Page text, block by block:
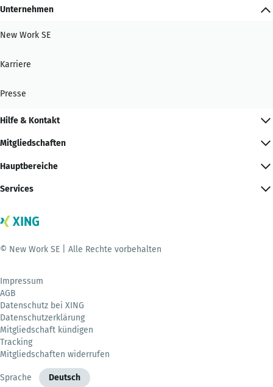
Unternehmen
New Work SE
Karriere
Presse
Hilfe & Kontakt
Mitgliedschaften
Hauptbereiche
Services
© New Work SE | Alle Rechte vorbehalten
Impressum
AGB
Datenschutz bei XING
Datenschutzerklärung
Mitgliedschaft kündigen
Tracking
Mitgliedschaften widerrufen
Sprache Deutsch